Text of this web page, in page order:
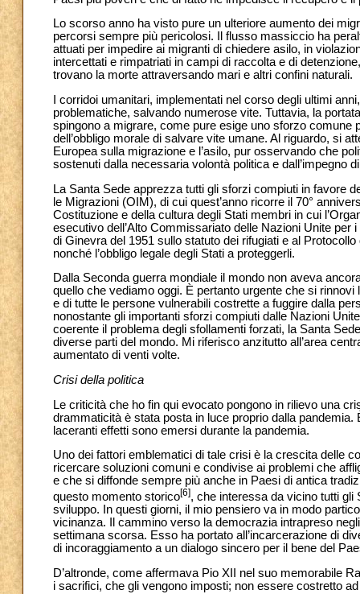
Lo scorso anno ha visto pure un ulteriore aumento dei
percorsi sempre più pericolosi. Il flusso massiccio ha
attuati per impedire ai migranti di chiedere asilo, in
intercettati e rimpatriati in campi di raccolta e di
trovano la morte attraversando mari e altri confini naturali.
I corridoi umanitari, implementati nel corso degli ultimi
problematiche, salvando numerose vite. Tuttavia, la
spingono a migrare, come pure esige uno sforzo
dell’obbligo morale di salvare vite umane. Al riguardo, si
Europea sulla migrazione e l’asilo, pur osservando che
sostenuti dalla necessaria volontà politica e dall’impegno
La Santa Sede apprezza tutti gli sforzi compiuti in favore
le Migrazioni (OIM), di cui quest’anno ricorre il 70°
Costituzione e della cultura degli Stati membri in cui
esecutivo dell’Alto Commissariato delle Nazioni Unite
di Ginevra del 1951 sullo statuto dei rifugiati e al
nonché l’obbligo legale degli Stati a proteggerli.
Dalla Seconda guerra mondiale il mondo non aveva
quello che vediamo oggi. È pertanto urgente che si
e di tutte le persone vulnerabili costrette a fuggire dalla
nonostante gli importanti sforzi compiuti dalle Nazioni
coerente il problema degli sfollamenti forzati, la Santa
diverse parti del mondo. Mi riferisco anzitutto all’area
aumentato di venti volte.
Crisi della politica
Le criticità che ho fin qui evocato pongono in rilievo una
drammaticità è stata posta in luce proprio dalla
laceranti effetti sono emersi durante la pandemia.
Uno dei fattori emblematici di tale crisi è la crescita delle
ricercare soluzioni comuni e condivise ai problemi che
e che si diffonde sempre più anche in Paesi di antica
questo momento storico[6], che interessa da vicino tutti
sviluppo. In questi giorni, il mio pensiero va in modo
vicinanza. Il cammino verso la democrazia intrapreso
settimana scorsa. Esso ha portato all’incarcerazione di
di incoraggiamento a un dialogo sincero per il bene del
D’altronde, come affermava Pio XII nel suo memorabile
i sacrifici, che gli vengono imposti; non essere costretto